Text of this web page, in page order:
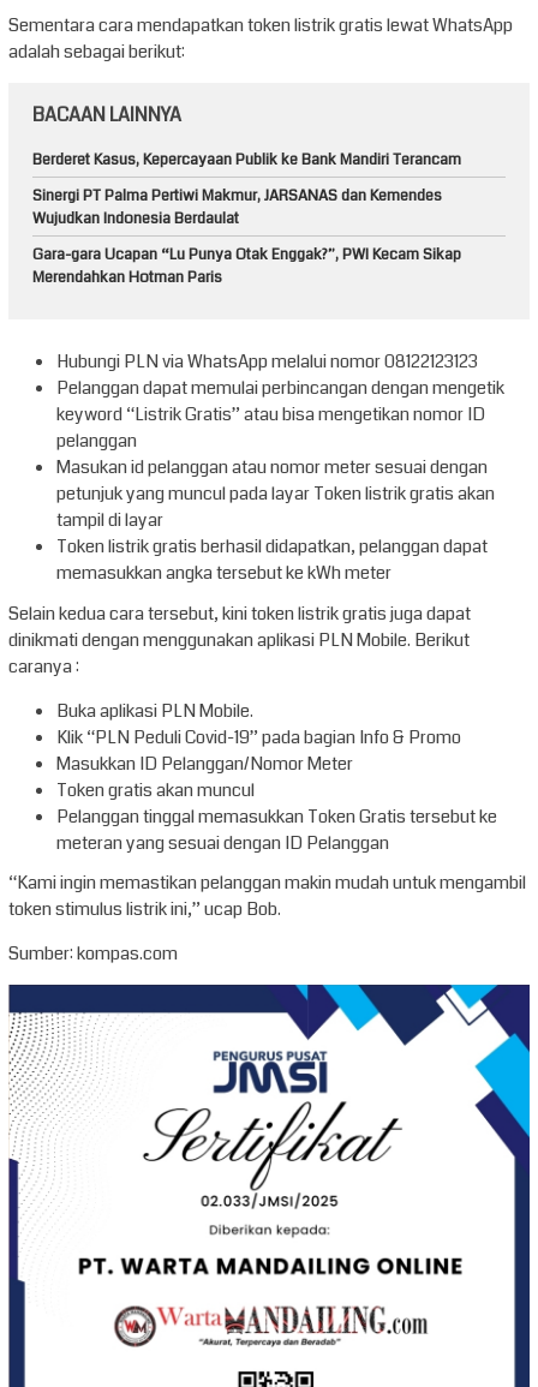
Sementara cara mendapatkan token listrik gratis lewat WhatsApp
adalah sebagai berikut:
BACAAN LAINNYA
Berderet Kasus, Kepercayaan Publik ke Bank Mandiri Terancam
Sinergi PT Palma Pertiwi Makmur, JARSANAS dan Kemendes
Wujudkan Indonesia Berdaulat
Gara-gara Ucapan “Lu Punya Otak Enggak?”, PWI Kecam Sikap
Merendahkan Hotman Paris
Hubungi PLN via WhatsApp melalui nomor 08122123123
Pelanggan dapat memulai perbincangan dengan mengetik
keyword “Listrik Gratis” atau bisa mengetikan nomor ID
pelanggan
Masukan id pelanggan atau nomor meter sesuai dengan
petunjuk yang muncul pada layar Token listrik gratis akan
tampil di layar
Token listrik gratis berhasil didapatkan, pelanggan dapat
memasukkan angka tersebut ke kWh meter
Selain kedua cara tersebut, kini token listrik gratis juga dapat
dinikmati dengan menggunakan aplikasi PLN Mobile. Berikut
caranya :
Buka aplikasi PLN Mobile.
Klik “PLN Peduli Covid-19” pada bagian Info & Promo
Masukkan ID Pelanggan/Nomor Meter
Token gratis akan muncul
Pelanggan tinggal memasukkan Token Gratis tersebut ke
meteran yang sesuai dengan ID Pelanggan
“Kami ingin memastikan pelanggan makin mudah untuk mengambil
token stimulus listrik ini,” ucap Bob.
Sumber: kompas.com